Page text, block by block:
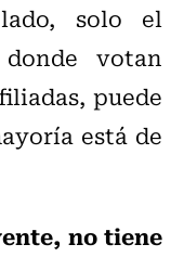
solo el
votan
puede
está de
no tiene